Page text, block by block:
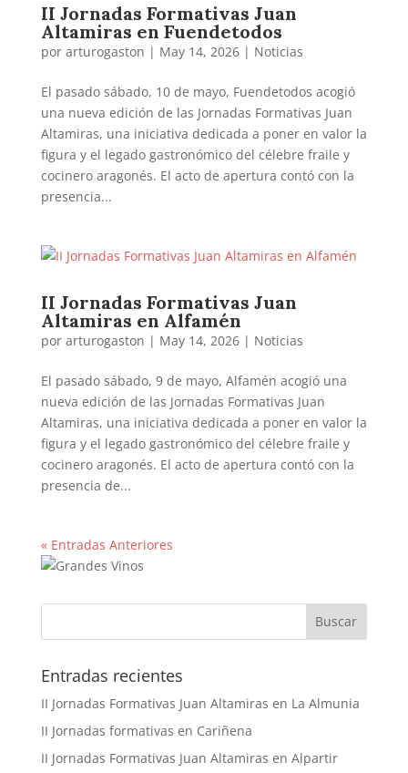
II Jornadas Formativas Juan
Altamiras en Fuendetodos
por arturogaston | May 14, 2026| Noticias
El pasado sábado, 10 de mayo, Fuendetodos acogió
una nueva edición de las Jornadas Formativas Juan
Altamiras, una iniciativa dedicada a poner en valor la
figura y el legado gastronómico del célebre fraile y
cocinero aragonés. El acto de apertura contó con la
presencia...
II Jornadas Formativas Juan
Altamiras en Alfamén
por arturogaston | May 14, 2026| Noticias
El pasado sábado, 9 de mayo, Alfamén acogió una
nueva edición de las Jornadas Formativas Juan
Altamiras, una iniciativa dedicada a poner en valor la
figura y el legado gastronómico del célebre fraile y
cocinero aragonés. El acto de apertura contó con la
presencia de...
« Entradas Anteriores
Buscar
Entradas recientes
II Jornadas Formativas Juan Altamiras en La Almunia
II Jornadas formativas en Cariñena
II Jornadas Formativas Juan Altamiras en Alpartir